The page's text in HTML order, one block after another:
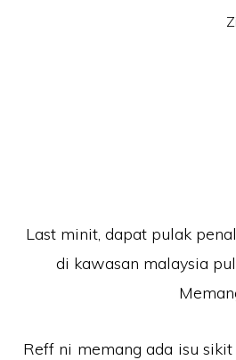
Last minit, dapat pulak
di kawasan malaysia
Reff ni memang ada isu